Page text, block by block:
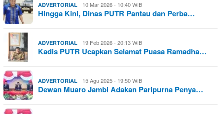
ADVERTORIAL 10 Mar 2026 - 10:40 WIB
Hingga Kini, Dinas PUTR Pantau dan Perba…
ADVERTORIAL 19 Feb 2026 - 20:13 WIB
Kadis PUTR Ucapkan Selamat Puasa Ramadha…
ADVERTORIAL 15 Agu 2025 - 19:50 WIB
Dewan Muaro Jambi Adakan Paripurna Penya…